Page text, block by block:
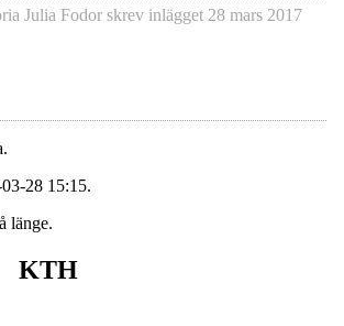
Julia Fodor skrev inlägget 28 mars 2017
28 15:15.
länge.
KTH